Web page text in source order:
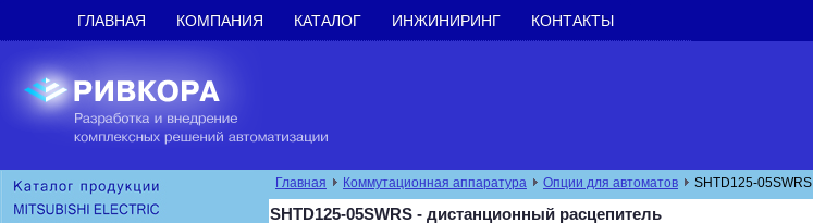
ГЛАВНАЯ КОМПАНИЯ КАТАЛОГ ИНЖИНИРИНГ КОНТАКТЫ
Главная Коммутационная аппаратура Опции для автоматов SHTD125-05SWRS
SHTD125-05SWRS - дистанционный расцепитель